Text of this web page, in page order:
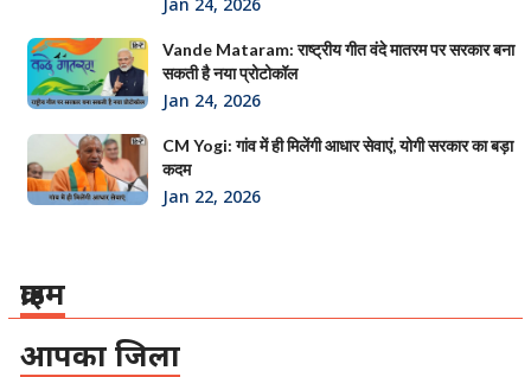
Vande Mataram: राष्ट्रीय गीत वंदे मातरम पर सरकार बना
सकती है नया प्रोटोकॉल
Jan 24, 2026
CM Yogi: गांव में ही मिलेंगी आधार सेवाएं, योगी सरकार का बड़ा
कदम
Jan 22, 2026
क्राइम
आपका जिला